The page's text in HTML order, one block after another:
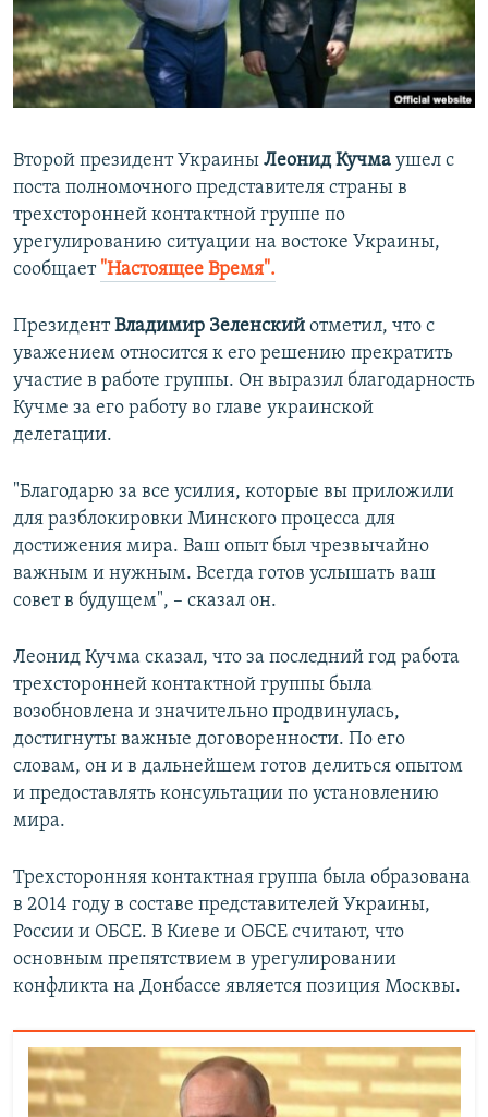
ПОБЕДИТЕЛЕЙ НЕ СУДЯТ?
КРЫМ.НЕПОКОРЕННЫЙ
ELIFBE
ПРИСОЕДИНЯЙТЕСЬ!
Все сайты RFE/RL
Второй президент Украины Леонид Кучма ушел с
поста полномочного представителя страны в
трехсторонней контактной группе по
урегулированию ситуации на востоке Украины,
сообщает "Настоящее Время".
ПрезидентВладимир Зеленский отметил, что с
уважением относится к его решению прекратить
участие в работе группы. Он выразил благодарность
Кучме за его работу во главе украинской
делегации.
"Благодарю за все усилия, которые вы приложили
для разблокировки Минского процесса для
достижения мира. Ваш опыт был чрезвычайно
важным и нужным. Всегда готов услышать ваш
совет в будущем", – сказал он.
Леонид Кучма сказал, что за последний год работа
трехсторонней контактной группы была
возобновлена и значительно продвинулась,
достигнуты важные договоренности. По его
словам, он и в дальнейшем готов делиться опытом
и предоставлять консультации по установлению
мира.
Трехсторонняя контактная группа была образована
в 2014 году в составе представителей Украины,
России и ОБСЕ. В Киеве и ОБСЕ считают, что
основным препятствием в урегулировании
конфликта на Донбассе является позиция Москвы.